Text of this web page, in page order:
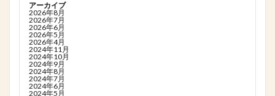
アーカイブ
2026年8月
2026年7月
2026年6月
2026年5月
2026年4月
2024年11月
2024年10月
2024年9月
2024年8月
2024年7月
2024年6月
2024年5月